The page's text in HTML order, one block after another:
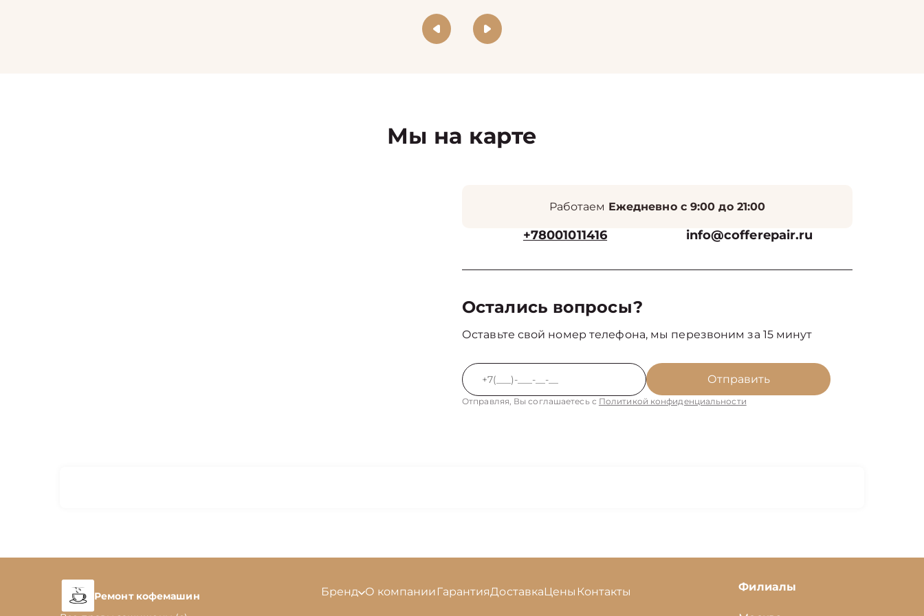
Мы на карте
Работаем Ежедневно с 9:00 до 21:00
+78001011416 info@cofferepair.ru
Остались вопросы?
Оставьте свой номер телефона, мы перезвоним за 15 минут
Отправить
Отправляя, Вы соглашаетесь с Политикой конфиденциальности
Ремонт кофемашин
Бренд О компании ГарантияДоставкаЦены Контакты Филиалы